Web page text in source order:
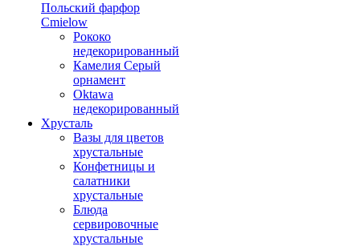
Польский фарфор
Сmielow
Рококо
недекорированный
Камелия Серый
орнамент
Oktawa
недекорированный
Хрусталь
Вазы для цветов
хрустальные
Конфетницы и
салатники
хрустальные
Блюда
сервировочные
хрустальные